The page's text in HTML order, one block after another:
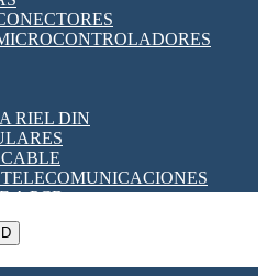
PANEL
DE CARRERA
Y TC'S DE CORRIENTE
LÓGICO PROGRAMABLES
HORARIO
RIEL DIN
A PCB